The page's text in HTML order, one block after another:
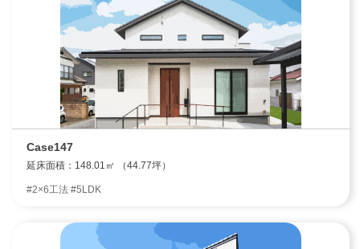
Case147
延床面積：148.01㎡ （44.77坪）
#2×6工法 #5LDK